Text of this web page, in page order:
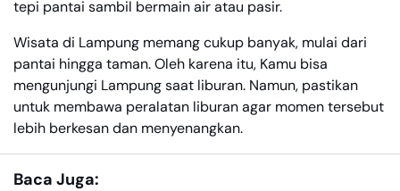
tepi pantai sambil bermain air atau pasir.
Wisata di Lampung memang cukup banyak, mulai dari
pantai hingga taman. Oleh karena itu, Kamu bisa
mengunjungi Lampung saat liburan. Namun, pastikan
untuk membawa peralatan liburan agar momen tersebut
lebih berkesan dan menyenangkan.
Baca Juga: